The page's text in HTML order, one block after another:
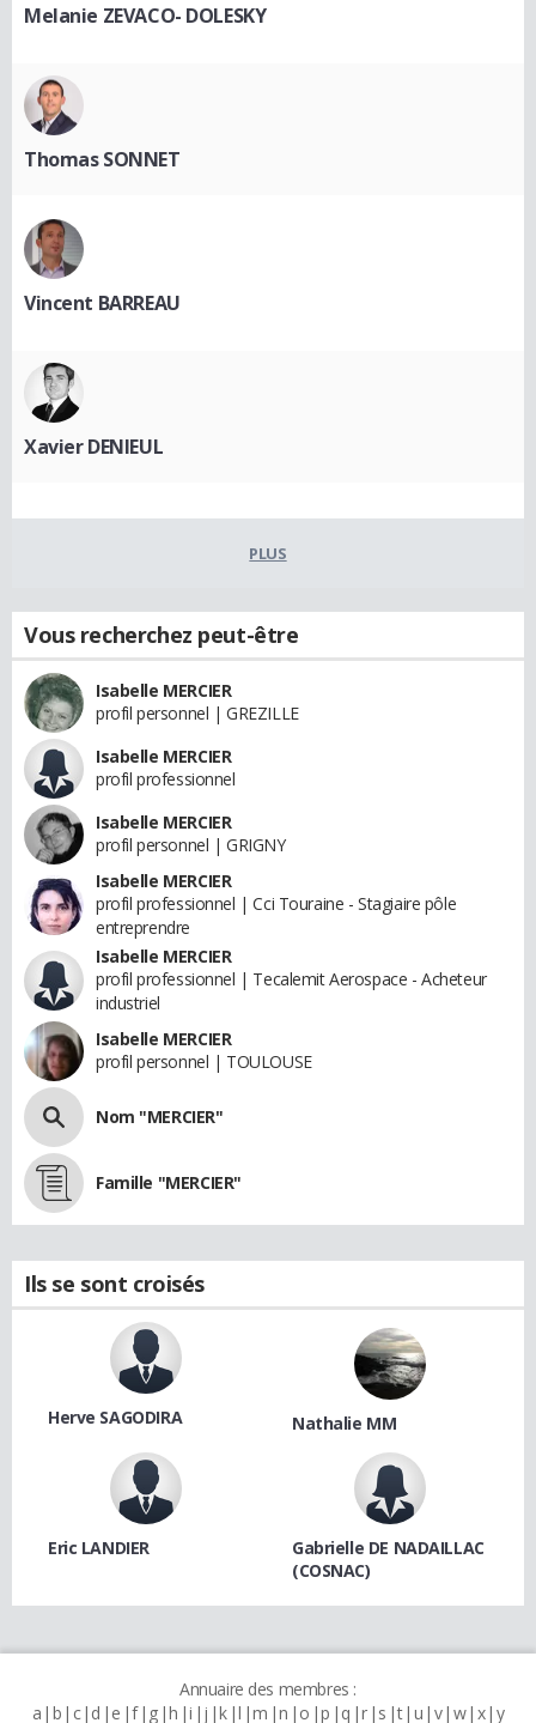
Melanie ZEVACO- DOLESKY
Thomas SONNET
Vincent BARREAU
Xavier DENIEUL
PLUS
Vous recherchez peut-être
Isabelle MERCIER
profil personnel | GREZILLE
Isabelle MERCIER
profil professionnel
Isabelle MERCIER
profil personnel | GRIGNY
Isabelle MERCIER
profil professionnel | Cci Touraine - Stagiaire pôle
entreprendre
Isabelle MERCIER
profil professionnel | Tecalemit Aerospace - Acheteur
industriel
Isabelle MERCIER
profil personnel | TOULOUSE
Nom "MERCIER"
Famille "MERCIER"
Ils se sont croisés
Herve SAGODIRA Nathalie MM
Eric LANDIER
Gabrielle DE NADAILLAC
(COSNAC)
Annuaire des membres :
a b c d e f g h i j k l m n o p q r s t u v w x y